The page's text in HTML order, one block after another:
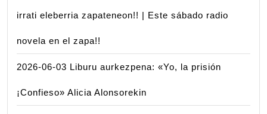
irrati eleberria zapateneon!! | Este sábado radio
novela en el zapa!!
2026-06-03 Liburu aurkezpena: «Yo, la prisión
¡Confieso» Alicia Alonsorekin